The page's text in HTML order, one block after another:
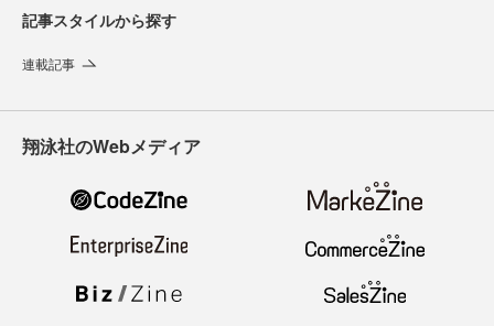
記事スタイルから探す
連載記事
翔泳社のWebメディア